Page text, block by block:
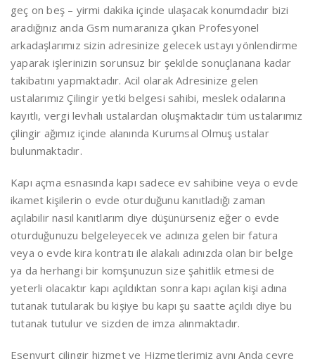
geç on beş – yirmi dakika içinde ulaşacak konumdadır bizi
aradığınız anda Gsm numaranıza çıkan Profesyonel
arkadaşlarımız sizin adresinize gelecek ustayı yönlendirme
yaparak işlerinizin sorunsuz bir şekilde sonuçlanana kadar
takibatını yapmaktadır. Acil olarak Adresinize gelen
ustalarımız Çilingir yetki belgesi sahibi, meslek odalarına
kayıtlı, vergi levhalı ustalardan oluşmaktadır tüm ustalarımız
çilingir ağımız içinde alanında Kurumsal Olmuş ustalar
bulunmaktadır.
Kapı açma esnasında kapı sadece ev sahibine veya o evde
ikamet kişilerin o evde oturduğunu kanıtladığı zaman
açılabilir nasıl kanıtlarım diye düşünürseniz eğer o evde
oturduğunuzu belgeleyecek ve adınıza gelen bir fatura
veya o evde kira kontratı ile alakalı adınızda olan bir belge
ya da herhangi bir komşunuzun size şahitlik etmesi de
yeterli olacaktır kapı açıldıktan sonra kapı açılan kişi adına
tutanak tutularak bu kişiye bu kapı şu saatte açıldı diye bu
tutanak tutulur ve sizden de imza alınmaktadır.
Esenyurt çilingir hizmet ve Hizmetlerimiz aynı Anda çevre